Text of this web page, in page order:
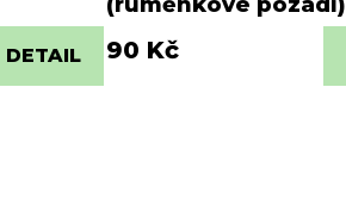
DETAIL 90 Kč